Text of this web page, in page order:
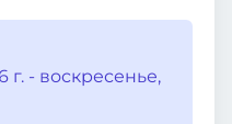
г. - воскресенье,